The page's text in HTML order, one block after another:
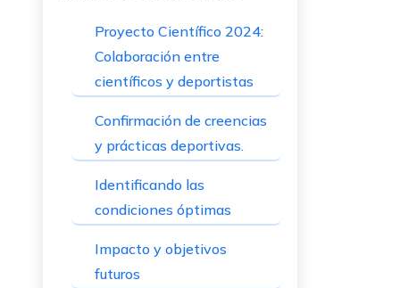
Proyecto Científico 2024:
Colaboración entre
científicos y deportistas
Confirmación de creencias
y prácticas deportivas.
Identificando las
condiciones óptimas
Impacto y objetivos
futuros